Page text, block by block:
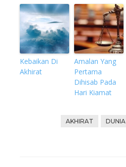
Kebaikan Di
Akhirat
Amalan Yang
Pertama
Dihisab Pada
Hari Kiamat
AKHIRAT DUNIA